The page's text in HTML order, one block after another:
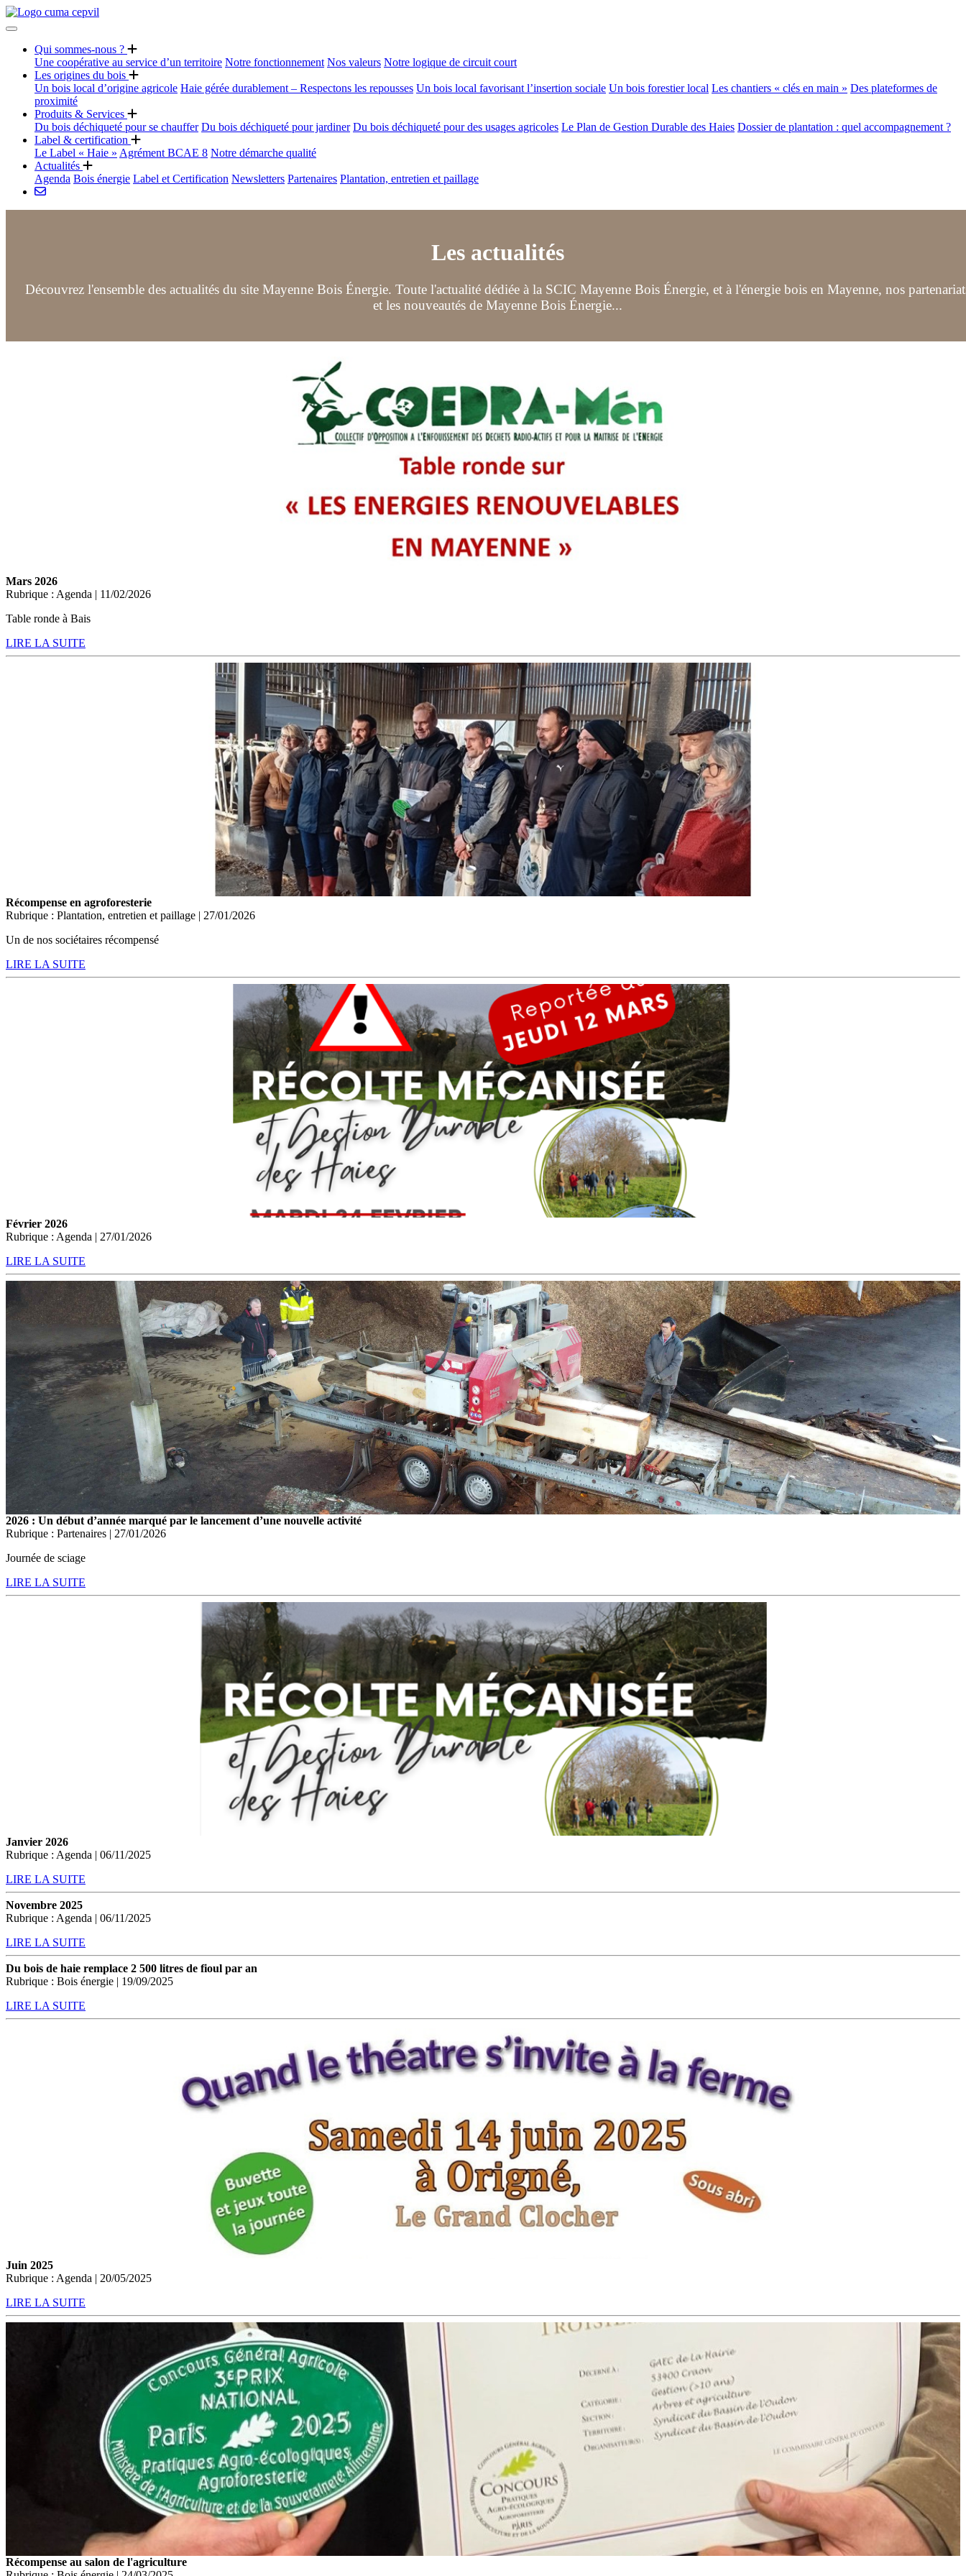
Qui sommes-nous ?
Une coopérative au service d’un territoire Notre fonctionnement Nos valeurs Notre logique de circuit court
Les origines du bois
Un bois local d’origine agricole Haie gérée durablement – Respectons les repousses Un bois local favorisant l’insertion sociale Un bois forestier local Les chantiers « clés en main » Des plateformes de
proximité
Produits & Services
Du bois déchiqueté pour se chauffer Du bois déchiqueté pour jardiner Du bois déchiqueté pour des usages agricoles Le Plan de Gestion Durable des Haies Dossier de plantation : quel accompagnement ?
Label & certification
Le Label « Haie » Agrément BCAE 8 Notre démarche qualité
Actualités
Agenda Bois énergie Label et Certification Newsletters Partenaires Plantation, entretien et paillage
Les actualités
Découvrez l'ensemble des actualités du site Mayenne Bois Énergie. Toute l'actualité dédiée à la SCIC Mayenne Bois Énergie, et à l'énergie bois en Mayenne, nos
et les nouveautés de Mayenne Bois Énergie...
Mars 2026
Rubrique : Agenda | 11/02/2026
Table ronde à Bais
LIRE LA SUITE
Récompense en agroforesterie
Rubrique : Plantation, entretien et paillage | 27/01/2026
Un de nos sociétaires récompensé
LIRE LA SUITE
Février 2026
Rubrique : Agenda | 27/01/2026
LIRE LA SUITE
2026 : Un début d’année marqué par le lancement d’une nouvelle activité
Rubrique : Partenaires | 27/01/2026
Journée de sciage
LIRE LA SUITE
Janvier 2026
Rubrique : Agenda | 06/11/2025
LIRE LA SUITE
Novembre 2025
Rubrique : Agenda | 06/11/2025
LIRE LA SUITE
Du bois de haie remplace 2 500 litres de fioul par an
Rubrique : Bois énergie | 19/09/2025
LIRE LA SUITE
Juin 2025
Rubrique : Agenda | 20/05/2025
LIRE LA SUITE
Récompense au salon de l'agriculture